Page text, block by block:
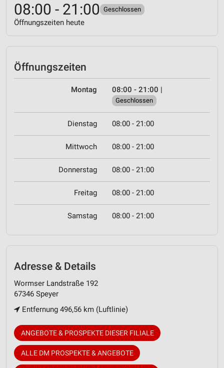
08:00 - 21:00 Geschlossen
Öffnungszeiten heute
Öffnungszeiten
Montag 08:00 - 21:00 |
Geschlossen
Dienstag 08:00 - 21:00
Mittwoch 08:00 - 21:00
Donnerstag 08:00 - 21:00
Freitag 08:00 - 21:00
Samstag 08:00 - 21:00
Adresse & Details
Wormser Landstraße 192
67346 Speyer
Entfernung 496,56 km (Luftlinie)
ANGEBOTE & PROSPEKTE DIESER FILIALE
ALLE DM PROSPEKTE & ANGEBOTE